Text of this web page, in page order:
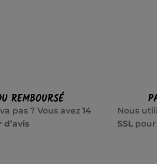
REMBOURSÉ
pas ? Vous avez 14
Nous
SSL